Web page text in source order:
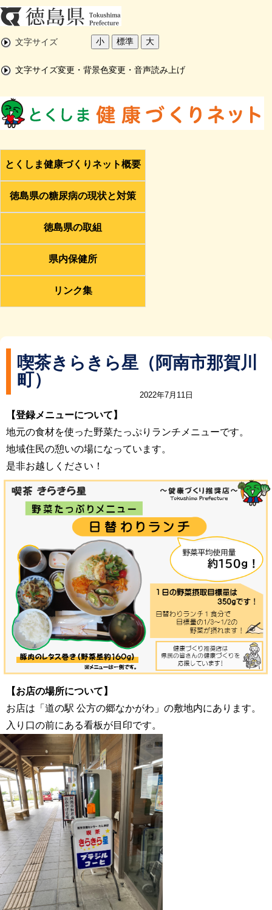
文字サイズ 小 標準 大
文字サイズ変更・背景色変更・音声読み上げ
とくしま健康づくりネット概要
徳島県の糖尿病の現状と対策
徳島県の取組
県内保健所
リンク集
喫茶きらきら星（阿南市那賀川
町）
2022年7月11日
【登録メニューについて】
地元の食材を使った野菜たっぷりランチメニューです。
地域住民の憩いの場になっています。
是非お越しください！
【お店の場所について】
お店は「道の駅 公方の郷なかがわ」の敷地内にあります。
入り口の前にある看板が目印です。